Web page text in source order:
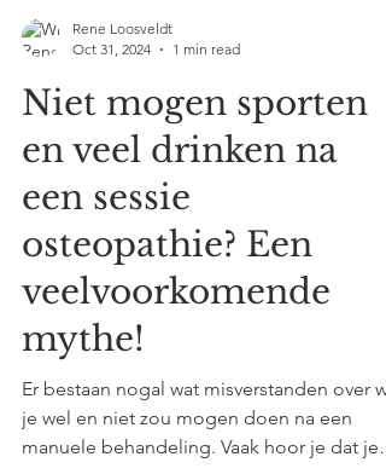
Oct 31, 2024
1 min read
Niet mogen sporten
en veel drinken na
een sessie
osteopathie? Een
veelvoorkomende
mythe!
Er bestaan nogal wat misverstanden over
je wel en niet zou mogen doen na een